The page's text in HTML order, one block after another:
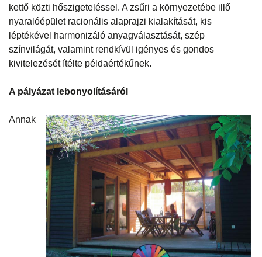
kettő közti hőszigeteléssel. A zsűri a környezetébe illő
nyaralóépület racionális alaprajzi kialakítását, kis
léptékével harmonizáló anyagválasztását, szép
színvilágát, valamint rendkívül igényes és gondos
kivitelezését ítélte példaértékűnek.
A pályázat lebonyolításáról
Annak